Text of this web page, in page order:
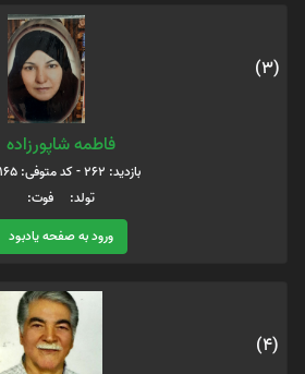
(3)
فاطمه شاپورزاده
بازدید: 262 - کد متوفی: 23165
تولد: فوت:
ورود به صفحه یادبود
(4)